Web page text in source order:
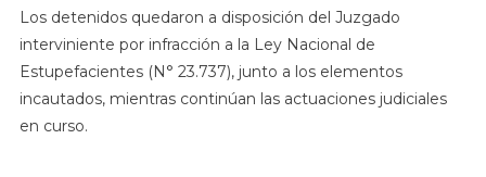
Los detenidos quedaron a disposición del Juzgado
interviniente por infracción a la Ley Nacional de
Estupefacientes (N° 23.737), junto a los elementos
incautados, mientras continúan las actuaciones judiciales
en curso.